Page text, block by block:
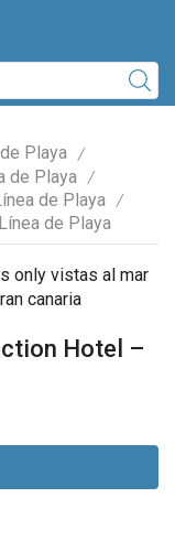
Playa /
de Playa /
de Playa /
de Playa
Hotel –